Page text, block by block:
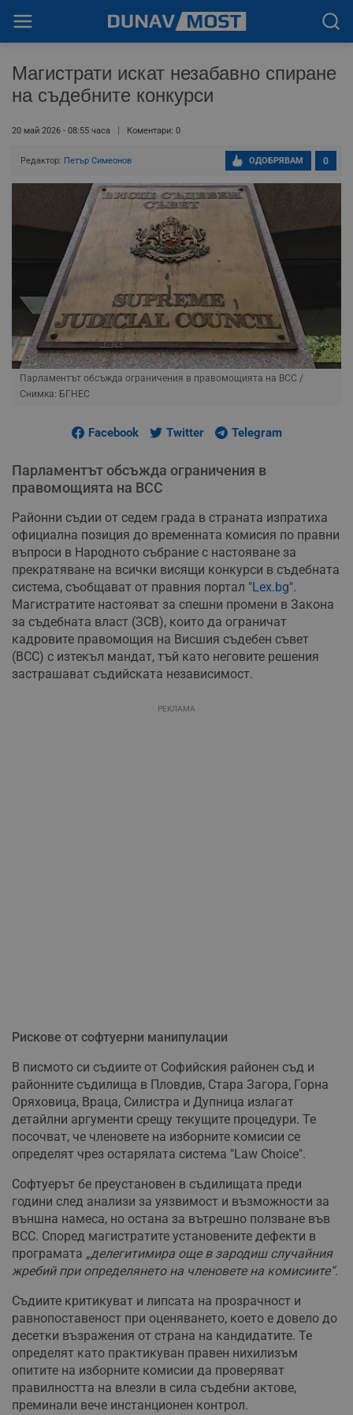
Магистрати искат незабавно спиране
на съдебните конкурси
20 май 2026 - 08:55 часа Коментари: 0
Редактор: Петър Симеонов 0
ОДОБРЯВАМ
Парламентът обсъжда ограничения в правомощията на ВСС /
Снимка: БГНЕС
Facebook Twitter Telegram
Парламентът обсъжда ограничения в
правомощията на ВСС
Районни съдии от седем града в страната изпратиха
официална позиция до временната комисия по правни
въпроси в Народното събрание с настояване за
прекратяване на всички висящи конкурси в съдебната
система, съобщават от правния портал "Lex.bg".
Магистратите настояват за спешни промени в Закона
за съдебната власт (ЗСВ), които да ограничат
кадровите правомощия на Висшия съдебен съвет
(ВСС) с изтекъл мандат, тъй като неговите решения
застрашават съдийската независимост.
РЕКЛАМА
Рискове от софтуерни манипулации
В писмото си съдиите от Софийския районен съд и
районните съдилища в Пловдив, Стара Загора, Горна
Оряховица, Враца, Силистра и Дупница излагат
детайлни аргументи срещу текущите процедури. Те
посочват, че членовете на изборните комисии се
определят чрез остарялата система "Law Choice".
Софтуерът бе преустановен в съдилищата преди
години след анализи за уязвимост и възможности за
външна намеса, но остана за вътрешно ползване във
ВСС. Според магистратите установените дефекти в
програмата „делегитимира още в зародиш случайния
жребий при определянето на членовете на комисиите“.
Съдиите критикуват и липсата на прозрачност и
равнопоставеност при оценяването, което е довело до
десетки възражения от страна на кандидатите. Те
определят като практикуван правен нихилизъм
опитите на изборните комисии да проверяват
правилността на влезли в сила съдебни актове,
преминали вече инстанционен контрол.